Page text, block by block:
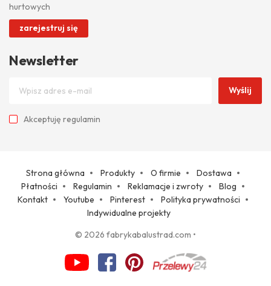
hurtowych
zarejestruj się
Newsletter
Wyślij
Akceptuję regulamin
Strona główna Produkty O firmie
Dostawa
Płatności
Regulamin Reklamacje i zwroty
Blog
Kontakt
Youtube Pinterest
Polityka prywatności
Indywidualne projekty
© 2026 fabrykabalustrad.com •